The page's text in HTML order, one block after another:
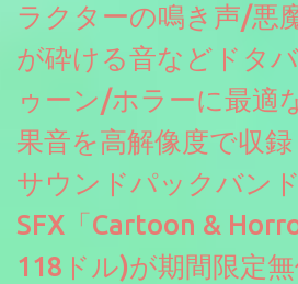
ラクターの鳴き声/悪
が砕ける音などドタ
ゥーン/ホラーに最適
果音を高解像度で収
サウンドパックバン
SFX「Cartoon &
118ドル)が期間限定無